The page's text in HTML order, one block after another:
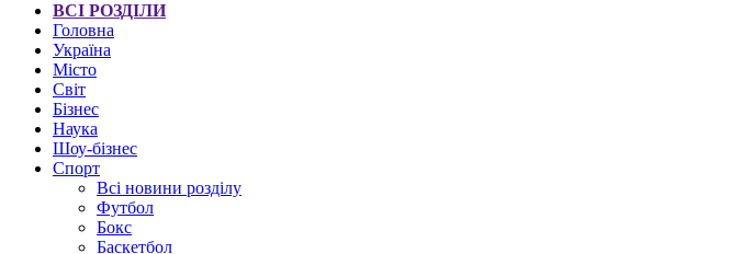
ВСІ РОЗДІЛИ
Головна
Україна
Місто
Світ
Бізнес
Наука
Шоу-бізнес
Спорт
Всі новини розділу
Футбол
Бокс
Баскетбол